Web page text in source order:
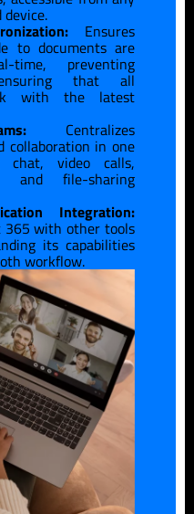
Ensures
to documents are
time, preventing
that all
with the latest
Centralizes
collaboration in one
chat, video calls,
and file-sharing
Integration:
365 with other tools
its capabilities
workflow.